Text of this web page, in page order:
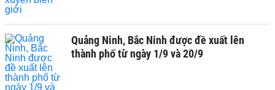
Quảng Ninh, Bắc Ninh được đề xuất lên
thành phố từ ngày 1/9 và 20/9